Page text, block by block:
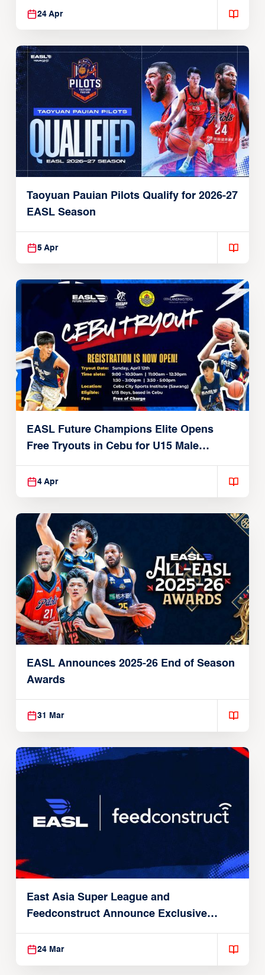
24 Apr
Taoyuan Pauian Pilots Qualify for 2026-27
EASL Season
5 Apr
EASL Future Champions Elite Opens
Free Tryouts in Cebu for U15 Male
Players
4 Apr
EASL Announces 2025-26 End of Season
Awards
31 Mar
East Asia Super League and
Feedconstruct Announce Exclusive
Global Partnership
24 Mar